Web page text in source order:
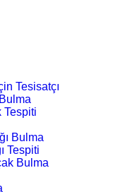
Tesisatçı
Tespiti
Bulma
Tespiti
Bulma